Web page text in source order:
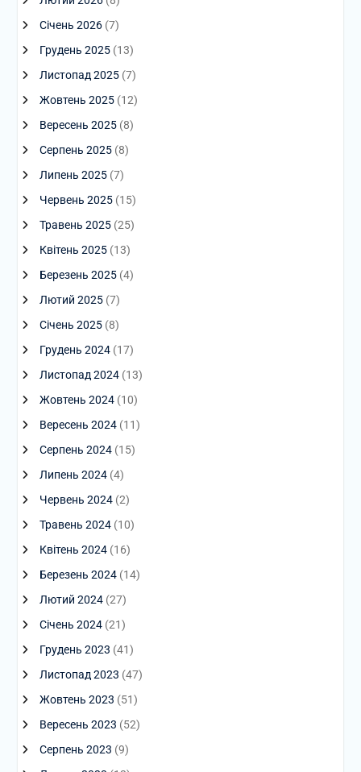
Січень 2026(7)
Грудень 2025(13)
Листопад 2025(7)
Жовтень 2025(12)
Вересень 2025(8)
Серпень 2025(8)
Липень 2025(7)
Червень 2025(15)
Травень 2025(25)
Квітень 2025(13)
Березень 2025(4)
Лютий 2025(7)
Січень 2025(8)
Грудень 2024(17)
Листопад 2024(13)
Жовтень 2024(10)
Вересень 2024(11)
Серпень 2024(15)
Липень 2024(4)
Червень 2024(2)
Травень 2024(10)
Квітень 2024(16)
Березень 2024(14)
Лютий 2024(27)
Січень 2024(21)
Грудень 2023 (41)
Листопад 2023 (47)
Жовтень 2023 (51)
Вересень 2023 (52)
Серпень 2023 (9)